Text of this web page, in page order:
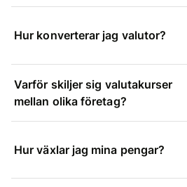
Hur konverterar jag valutor?
Varför skiljer sig valutakurser
mellan olika företag?
Hur växlar jag mina pengar?